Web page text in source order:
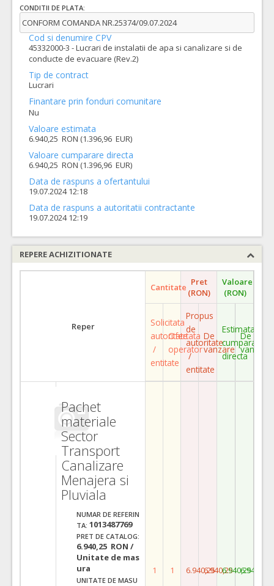
CONDITII DE PLATA:
CONFORM COMANDA NR.25374/09.07.2024
Cod si denumire CPV
45332000-3 - Lucrari de instalatii de apa si canalizare si de
conducte de evacuare (Rev.2)
Tip de contract
Lucrari
Finantare prin fonduri comunitare
Nu
Valoare estimata
6.940,25 RON (1.396,96 EUR)
Valoare cumparare directa
6.940,25 RON (1.396,96 EUR)
Data de raspuns a ofertantului
19.07.2024 12:18
Data de raspuns a autoritatii contractante
19.07.2024 12:19
REPERE ACHIZITIONATE
Reper
Cantitate Pret
(RON)
Valoare
(RON)
Solicitata
autoritate
/
entitate
Ofertata
operator
Propus
de
autoritate
/
entitate
De
vanzare
Estimata
cumparare
directa
De
vanzare
Pachet
materiale
Sector
Transport
Canalizare
Menajera si
Pluviala
NUMAR DE REFERIN
TA: 1013487769
PRET DE CATALOG:
6.940,25 RON /
Unitate de mas
ura
UNITATE DE MASU
1 1 6.940,256.940,256.940,256.940,25